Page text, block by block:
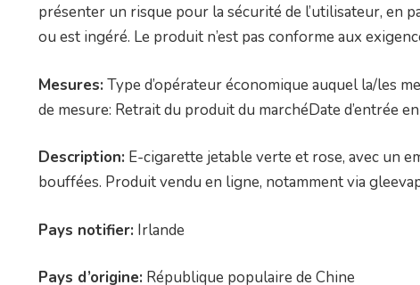
présenter un risque pour la sécurité de l’utilisateur, en
ou est ingéré. Le produit n’est pas conforme aux
Mesures: Type d’opérateur économique auquel la/les
de mesure: Retrait du produit du marchéDate d’entrée
Description: E-cigarette jetable verte et rose, avec un
bouffées. Produit vendu en ligne, notamment via
Pays notifier: Irlande
Pays d’origine: République populaire de Chine